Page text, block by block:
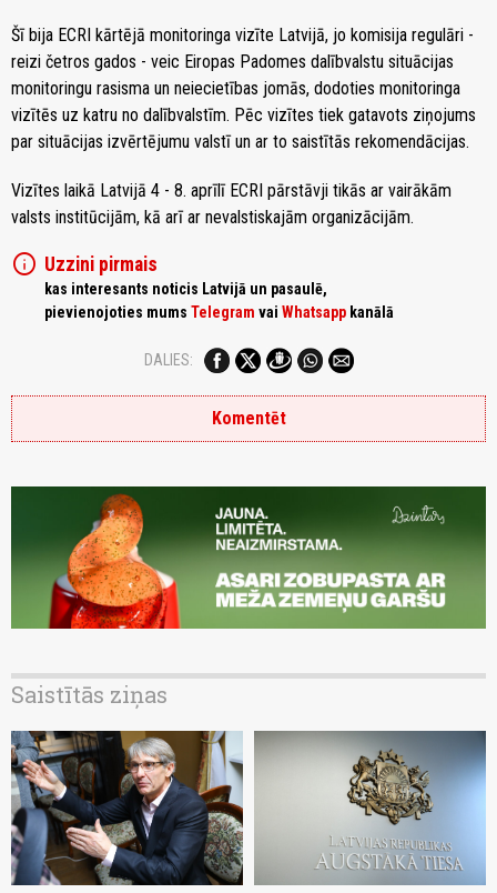
Šī bija ECRI kārtējā monitoringa vizīte Latvijā, jo komisija regulāri -
reizi četros gados - veic Eiropas Padomes dalībvalstu situācijas
monitoringu rasisma un neiecietības jomās, dodoties monitoringa
vizītēs uz katru no dalībvalstīm. Pēc vizītes tiek gatavots ziņojums
par situācijas izvērtējumu valstī un ar to saistītās rekomendācijas.
Vizītes laikā Latvijā 4 - 8. aprīlī ECRI pārstāvji tikās ar vairākām
valsts institūcijām, kā arī ar nevalstiskajām organizācijām.
info Uzzini pirmais
kas interesants noticis Latvijā un pasaulē,
pievienojoties mums Telegram vai Whatsapp kanālā
DALIES:
Komentēt
Saistītās ziņas